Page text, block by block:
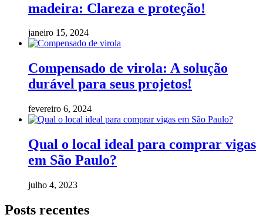
madeira: Clareza e proteção!
janeiro 15, 2024
Compensado de virola: A solução
durável para seus projetos!
fevereiro 6, 2024
Qual o local ideal para comprar vigas
em São Paulo?
julho 4, 2023
Posts recentes